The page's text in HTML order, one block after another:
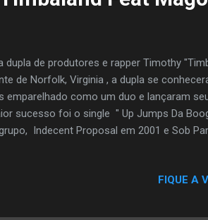
de produtores e rapper Timothy
de Norfolk, Virginia , a dupla se
emparelhado como um duo e lançaram
sucesso foi o single " Up Jumps Da
Indecent Proposal em 2001 e Sob
e Fam-Lay . Porem esta Musica por causa
FIQUE A